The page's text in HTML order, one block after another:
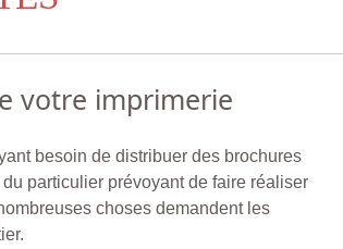
votre imprimerie
besoin de distribuer des brochures
particulier prévoyant de faire réaliser
choses demandent les